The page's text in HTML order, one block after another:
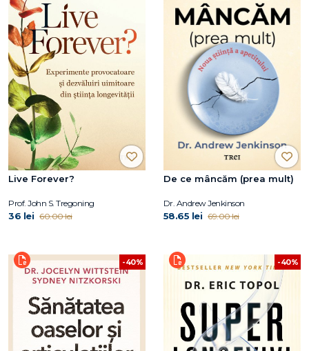
Live Forever?
Prof. John S. Tregoning
36 lei 60.00 lei
De ce mâncăm (prea mult)
Dr. Andrew Jenkinson
58.65 lei 69.00 lei
-40% -40%